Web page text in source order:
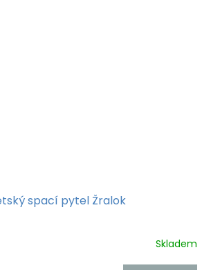
spací pytel Žralok
Skladem